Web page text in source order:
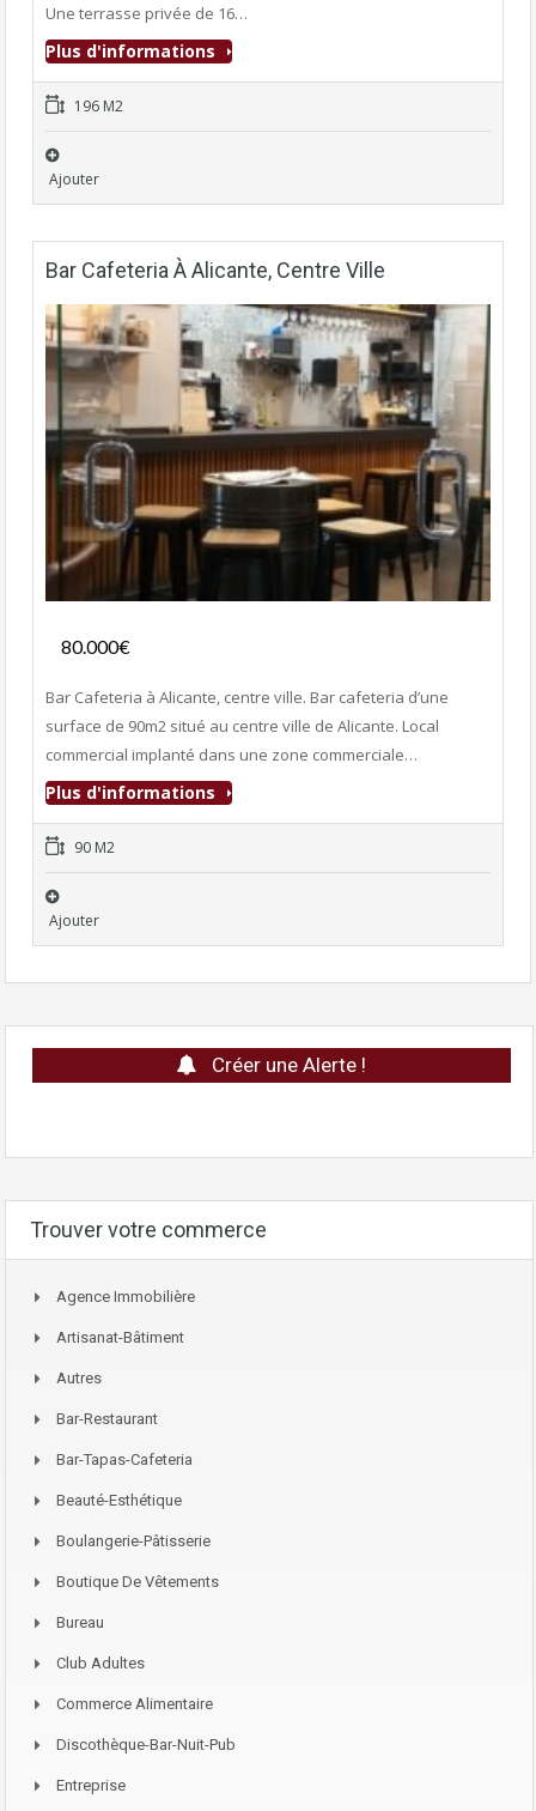
Une terrasse privée de 16…
Plus d'informations
196 M2
Ajouter
Bar Cafeteria À Alicante, Centre Ville
Fonds de commerce
80.000€
Bar Cafeteria à Alicante, centre ville. Bar cafeteria d’une
surface de 90m2 situé au centre ville de Alicante. Local
commercial implanté dans une zone commerciale…
Plus d'informations
90 M2
Ajouter
Créer une Alerte !
Trouver votre commerce
Agence Immobilière
Artisanat-Bâtiment
Autres
Bar-Restaurant
Bar-Tapas-Cafeteria
Beauté-Esthétique
Boulangerie-Pâtisserie
Boutique De Vêtements
Bureau
Club Adultes
Commerce Alimentaire
Discothèque-Bar-Nuit-Pub
Entreprise